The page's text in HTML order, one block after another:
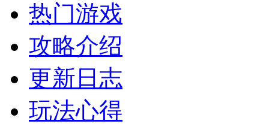
热门游戏
攻略介绍
更新日志
玩法心得